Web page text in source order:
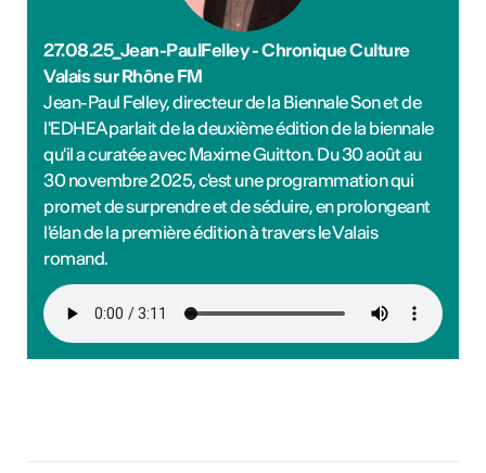
27.08.25_Jean-PaulFelley - Chronique Culture
Valais sur Rhône FM
Jean-Paul Felley, directeur de la Biennale Son et de
l'EDHEA parlait de la deuxième édition de la biennale
qu'il a curatée avec Maxime Guitton. Du 30 août au
30 novembre 2025, c'est une programmation qui
promet de surprendre et de séduire, en prolongeant
l'élan de la première édition à travers le Valais
romand.